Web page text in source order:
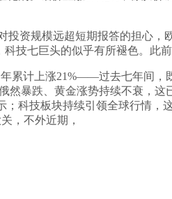
资规模远超短期报答的担心，
技七巨头的似乎有所褪色。此
计上涨21%——过去七年间，
暴跌、黄金涨势持续不衰，这
；科技板块持续引领全球行情
，不外近期，